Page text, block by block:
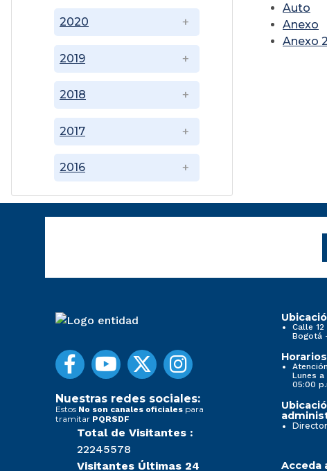
2016
2017
2018
2019
2020
Auto
Anexo
Anexo 2
Nuestras redes sociales:
Estos No son canales oficiales para
tramitar PQRSDF
Total de Visitantes :
22245578
Visitantes Últimas 24
Calle
Bogotá
Lunes
05:00
Acceda